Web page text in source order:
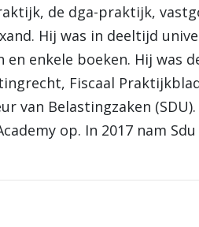
de dga-praktijk,
Hij was in deeltijd
enkele boeken. Hij was
Fiscaal
van Belastingzaken
op. In 2017 nam